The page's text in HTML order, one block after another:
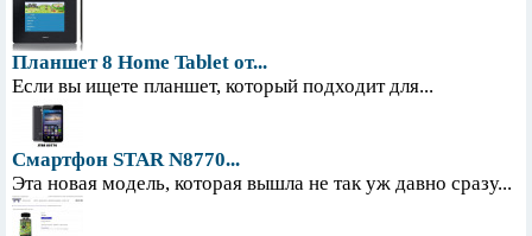
Планшет 8 Home Tablet от...
Если вы ищете планшет, который подходит для...
Смартфон STAR N8770...
Эта новая модель, которая вышла не так уж давно сразу...